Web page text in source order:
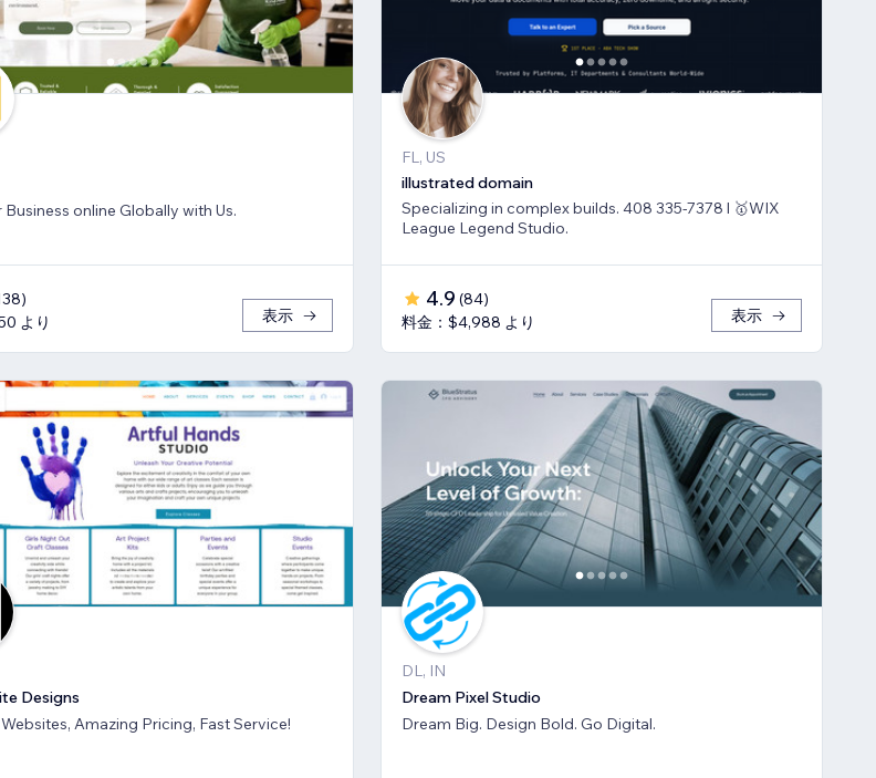
Business online Globally with Us.
)
より
表示
FL, US
illustrated domain
Specializing in complex builds. 408 335-7378 l 🥇WIX
League Legend Studio.
4.9 (84)
料金：$4,988 より
表示
Designs
Amazing Pricing, Fast Service!
DL, IN
Dream Pixel Studio
Dream Big. Design Bold. Go Digital.